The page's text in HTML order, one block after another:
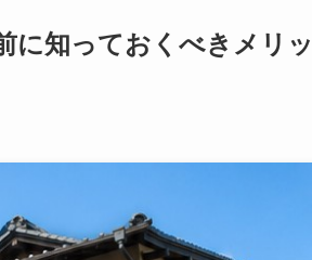
に知っておくべきメリ